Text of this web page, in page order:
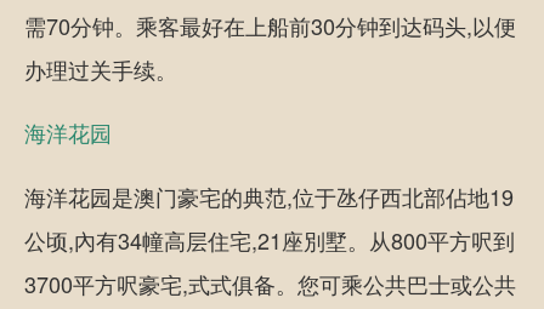
需70分钟。乘客最好在上船前30分钟到达码头,以便
办理过关手续。
海洋花园
海洋花园是澳门豪宅的典范,位于氹仔西北部佔地19
公顷,內有34幢高层住宅,21座別墅。从800平方呎到
3700平方呎豪宅,式式俱备。您可乘公共巴士或公共